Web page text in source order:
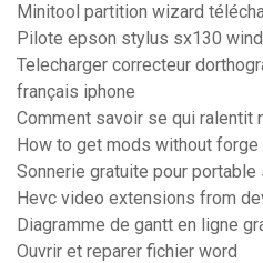
Minitool partition wizard
Pilote epson stylus sx130
Telecharger correcteur
français iphone
Comment savoir se qui ralentit
How to get mods without forge
Sonnerie gratuite pour portable
Hevc video extensions from
Diagramme de gantt en ligne
Ouvrir et reparer fichier word